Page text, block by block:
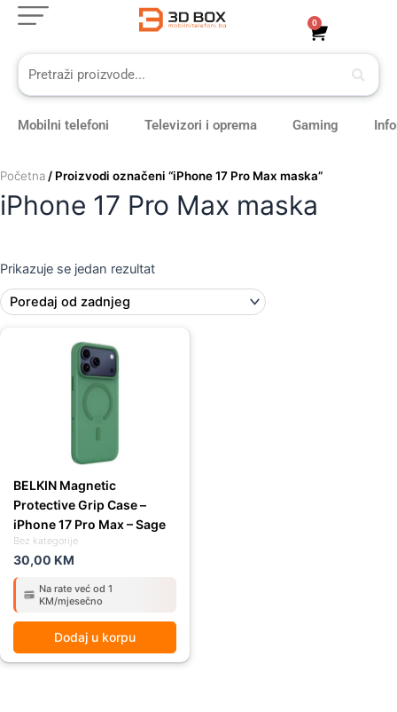
Skip
content
0
Cart
Mobilni telefoni Televizori i oprema Gaming
Početna / Proizvodi označeni “iPhone 17 Pro Max maska”
iPhone 17 Pro Max maska
Prikazuje se jedan rezultat
Bez kategorije
BELKIN Magnetic
Protective Grip Case –
iPhone 17 Pro Max – Sage
30,00 KM
Na rate već od 1
KM/mjesečno
Dodaj u korpu